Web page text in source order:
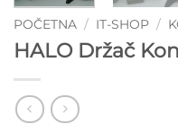
POČETNA / IT-SHOP /
HALO Držač